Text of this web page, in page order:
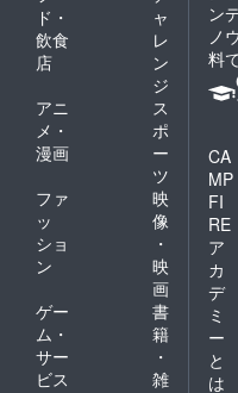
ド・
飲食
店
ャ
レ
ン
ジ
アニ
メ・
漫画
ス
ポ
ー
ツ
ファ
ッ
ショ
ン
映
像
・
映
画
ゲー
ム・
サー
ビス
書
籍
・
雑
ン
ノ
料
CA
MP
FI
RE
ア
カ
デ
ミ
ー
と
は